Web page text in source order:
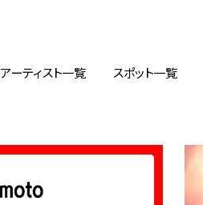
アーティスト一覧 スポット一覧